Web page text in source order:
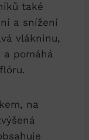
také
a snížení
vlákninu,
pomáhá
na